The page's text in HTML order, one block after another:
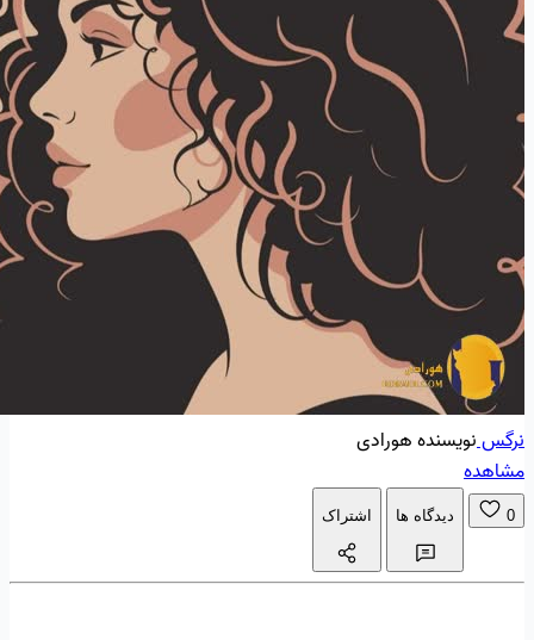
نرگسنویسنده هورادی
مشاهده
0 دیدگاه ها اشتراک